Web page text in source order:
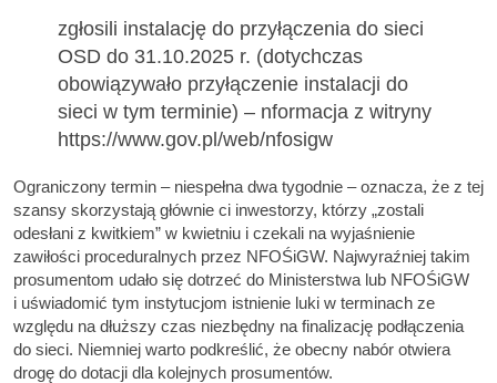
zgłosili instalację do przyłączenia do sieci
OSD do 31.10.2025 r. (dotychczas
obowiązywało przyłączenie instalacji do
sieci w tym terminie) – nformacja z witryny
https://www.gov.pl/web/nfosigw
Ograniczony termin – niespełna dwa tygodnie – oznacza, że z tej
szansy skorzystają głównie ci inwestorzy, którzy „zostali
odesłani z kwitkiem” w kwietniu i czekali na wyjaśnienie
zawiłości proceduralnych przez NFOŚiGW. Najwyraźniej takim
prosumentom udało się dotrzeć do Ministerstwa lub NFOŚiGW
i uświadomić tym instytucjom istnienie luki w terminach ze
względu na dłuższy czas niezbędny na finalizację podłączenia
do sieci. Niemniej warto podkreślić, że obecny nabór otwiera
drogę do dotacji dla kolejnych prosumentów.